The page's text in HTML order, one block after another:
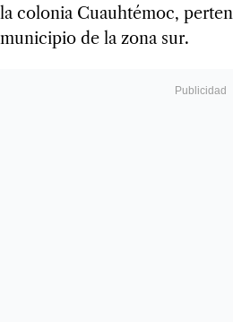
la colonia Cuauhtémoc,
municipio de la zona sur.